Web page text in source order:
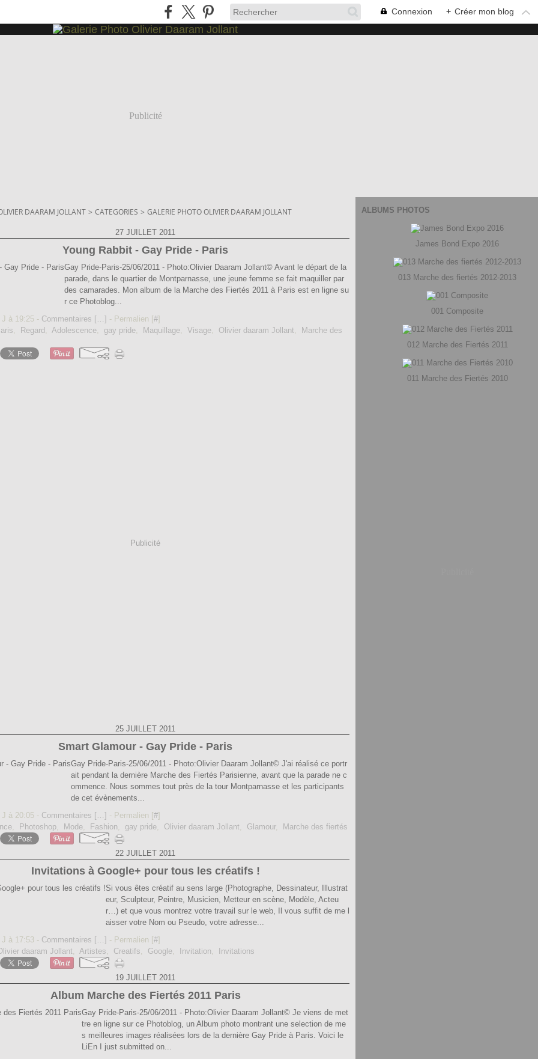
Connexion + Créer mon blog
Publicité
DAARAM JOLLANT > CATEGORIES > GALERIE PHOTO OLIVIER DAARAM JOLLANT
27 JUILLET 2011
Young Rabbit - Gay Pride - Paris
Gay Pride-Paris-25/06/2011 - Photo:Olivier Daaram Jollant© Avant le départ de la
parade, dans le quartier de Montparnasse, une jeune femme se fait maquiller par
des camarades. Mon album de la Marche des Fiertés 2011 à Paris est en ligne su
r ce Photoblog...
J à 19:25 - Commentaires [ …] - Permalien [#]
, Regard , Adolescence, gay pride, Maquillage, Visage, Olivier daaram Jollant,
Marche des
Publicité
25 JUILLET 2011
Smart Glamour - Gay Pride - Paris
Gay Pride-Paris-25/06/2011 - Photo:Olivier Daaram Jollant© J'ai réalisé ce portr
ait pendant la dernière Marche des Fiertés Parisienne, avant que la parade ne c
ommence. Nous sommes tout près de la tour Montparnasse et les participants
de cet évènements...
J à 20:05 - Commentaires [ …] - Permalien [#]
, Photoshop, Mode, Fashion, gay pride, Olivier daaram Jollant, Glamour, Marche des fiertés
22 JUILLET 2011
Invitations à Google+ pour tous les créatifs !
Si vous êtes créatif au sens large (Photographe, Dessinateur, Illustrat
eur, Sculpteur, Peintre, Musicien, Metteur en scène, Modèle, Acteu
r…) et que vous montrez votre travail sur le web, Il vous suffit de me l
aisser votre Nom ou Pseudo, votre adresse...
J à 17:53 - Commentaires [ …] - Permalien [#]
daaram Jollant, Artistes, Creatifs, Google, Invitation, Invitations
19 JUILLET 2011
Album Marche des Fiertés 2011 Paris
Gay Pride-Paris-25/06/2011 - Photo:Olivier Daaram Jollant© Je viens de met
tre en ligne sur ce Photoblog, un Album photo montrant une selection de me
s meilleures images réalisées lors de la dernière Gay Pride à Paris. Voici le
LiEn I just submitted on...
ALBUMS PHOTOS
James Bond Expo 2016
013 Marche des fiertés 2012-2013
001 Composite
012 Marche des Fiertés 2011
011 Marche des Fiertés 2010